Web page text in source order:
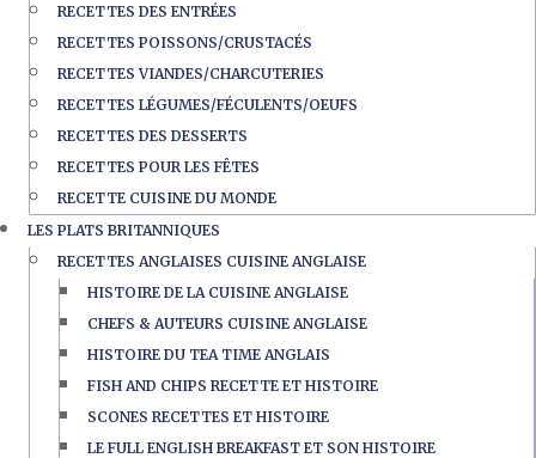
RECETTES DES ENTRÉES
RECETTES POISSONS/CRUSTACÉS
RECETTES VIANDES/CHARCUTERIES
RECETTES LÉGUMES/FÉCULENTS/OEUFS
RECETTES DES DESSERTS
RECETTES POUR LES FÊTES
RECETTE CUISINE DU MONDE
LES PLATS BRITANNIQUES
RECETTES ANGLAISES CUISINE ANGLAISE
HISTOIRE DE LA CUISINE ANGLAISE
CHEFS & AUTEURS CUISINE ANGLAISE
HISTOIRE DU TEA TIME ANGLAIS
FISH AND CHIPS RECETTE ET HISTOIRE
SCONES RECETTES ET HISTOIRE
LE FULL ENGLISH BREAKFAST ET SON HISTOIRE